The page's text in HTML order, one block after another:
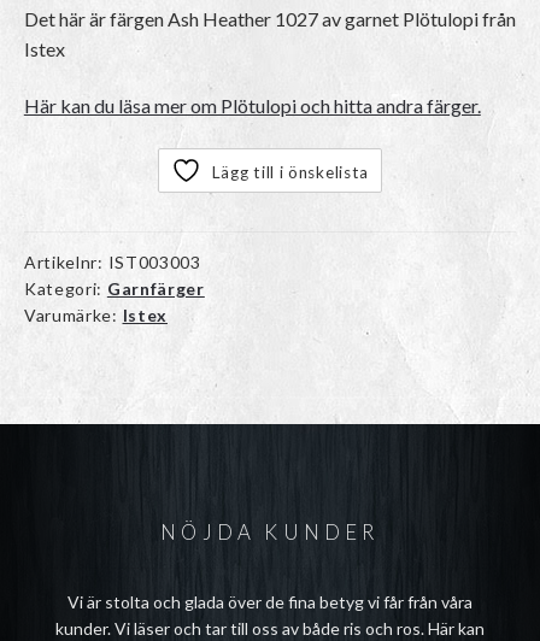
Det här är färgenAsh Heather 1027av garnet Plötulopifrån
Istex
Här kan du läsa mer om Plötulopi och hitta andra färger.
Lägg till i önskelista
Artikelnr: IST003003
Kategori: Garnfärger
Varumärke: Istex
NÖJDA KUNDER
Vi är stolta och glada över de fina betyg vi får från våra
kunder. Vi läser och tar till oss av både ris och ros. Här kan